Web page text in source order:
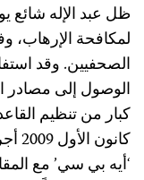
ظل عبد الإله شائع
لمكافحة الإرهاب،
الصحفيين. وقد
الوصول إلى مصادر
كبار من تنظيم
‘أيه بي سي’ مع